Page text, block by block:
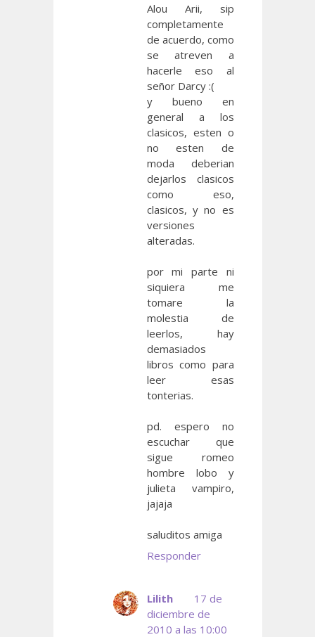
Alou Arii, sip
completamente
de acuerdo, como
se atreven a
hacerle eso al
señor Darcy :(
y bueno en
general a los
clasicos, esten o
no esten de
moda deberian
dejarlos clasicos
como eso,
clasicos, y no es
versiones
alteradas.
por mi parte ni
siquiera me
tomare la
molestia de
leerlos, hay
demasiados
libros como para
leer esas
tonterias.
pd. espero no
escuchar que
sigue romeo
hombre lobo y
julieta vampiro,
jajaja
saluditos amiga
Responder
Lilith
17 de
diciembre de
2010 a las 10:00